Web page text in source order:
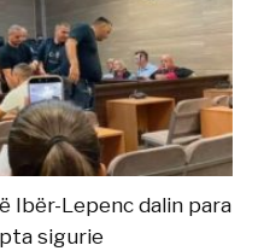
Ibër-Lepenc dalin para
sigurie